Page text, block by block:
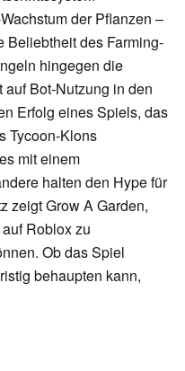
der Pflanzen –
Beliebtheit des Farming-
hingegen die
Bot-Nutzung in den
Erfolg eines Spiels, das
Tycoon-Klons
mit einem
halten den Hype für
zeigt Grow A Garden,
Roblox zu
Ob das Spiel
behaupten kann,